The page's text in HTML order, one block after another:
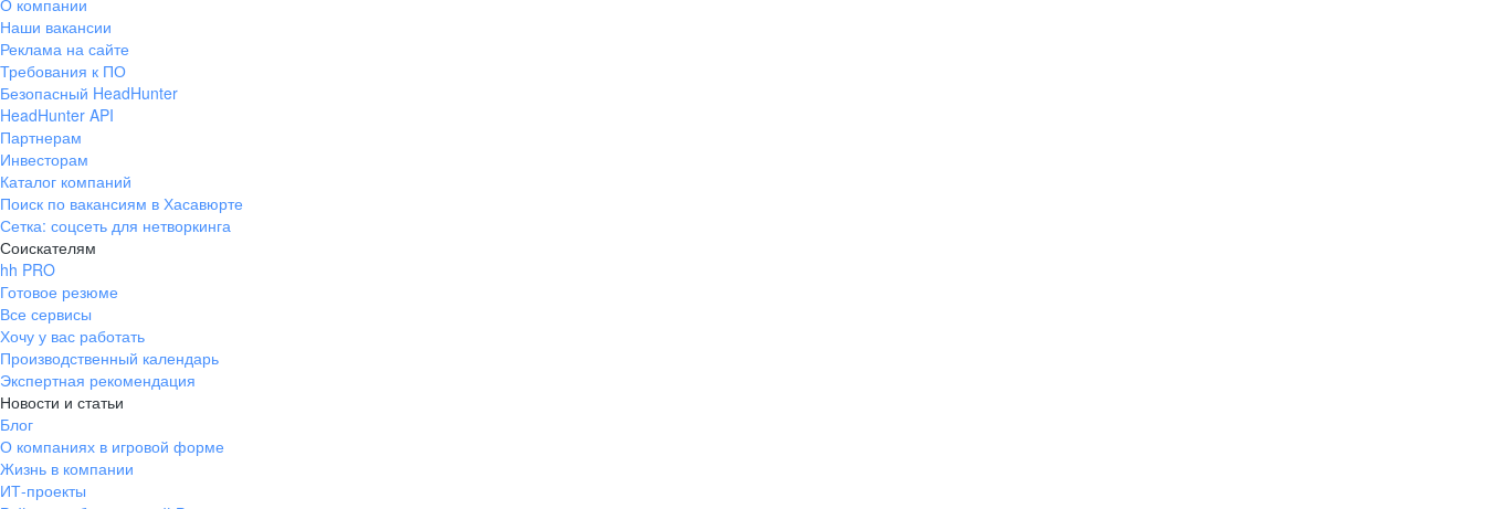
О компании
Наши вакансии
Реклама на сайте
Требования к ПО
Безопасный HeadHunter
HeadHunter API
Партнерам
Инвесторам
Каталог компаний
Поиск по вакансиям в Хасавюрте
Сетка: соцсеть для нетворкинга
Соискателям
hh PRO
Готовое резюме
Все сервисы
Хочу у вас работать
Производственный календарь
Экспертная рекомендация
Новости и статьи
Блог
О компаниях в игровой форме
Жизнь в компании
ИТ-проекты